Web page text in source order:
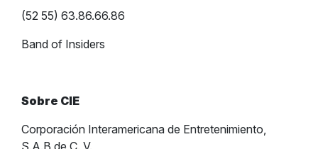
(52 55) 63.86.66.86
Band of Insiders
Sobre CIE
Corporación Interamericana de Entretenimiento,
S.A.B de C. V.